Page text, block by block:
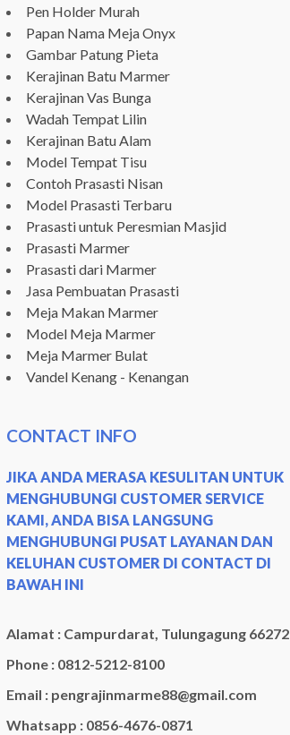
Pen Holder Murah
Papan Nama Meja Onyx
Gambar Patung Pieta
Kerajinan Batu Marmer
Kerajinan Vas Bunga
Wadah Tempat Lilin
Kerajinan Batu Alam
Model Tempat Tisu
Contoh Prasasti Nisan
Model Prasasti Terbaru
Prasasti untuk Peresmian Masjid
Prasasti Marmer
Prasasti dari Marmer
Jasa Pembuatan Prasasti
Meja Makan Marmer
Model Meja Marmer
Meja Marmer Bulat
Vandel Kenang - Kenangan
CONTACT INFO
JIKA ANDA MERASA KESULITAN UNTUK
MENGHUBUNGI CUSTOMER SERVICE
KAMI, ANDA BISA LANGSUNG
MENGHUBUNGI PUSAT LAYANAN DAN
KELUHAN CUSTOMER DI CONTACT DI
BAWAH INI
Alamat : Campurdarat, Tulungagung 66272
Phone : 0812-5212-8100
Email : pengrajinmarme88@gmail.com
Whatsapp : 0856-4676-0871